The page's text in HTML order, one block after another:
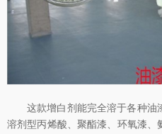
这款增白剂能完全溶于各种油
溶剂型丙烯酸 、聚酯漆、环氧漆、